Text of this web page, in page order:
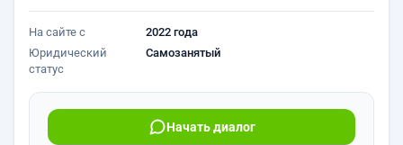
На сайте с
2022 года
Юридический
статус
Самозанятый
Начать диалог